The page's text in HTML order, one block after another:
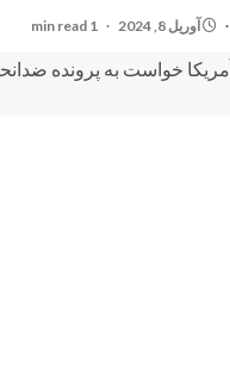
آوریل 8, 2024 1 min read